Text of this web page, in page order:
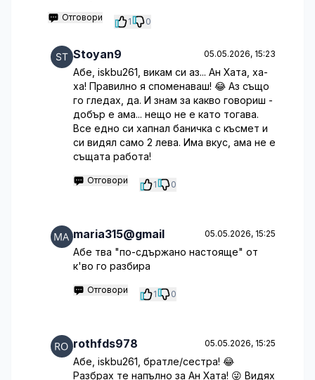
Отговори 1 0
Stoyan9 05.05.2026, 15:23
Абе, iskbu261, викам си аз... Ан Хата, ха-
ха! Правилно я споменаваш! 😂 Аз също
го гледах, да. И знам за какво говориш -
добър е ама... нещо не е като тогава.
Все едно си хапнал баничка с късмет и
си видял само 2 лева. Има вкус, ама не е
същата работа!
Отговори 1 0
maria315@gmail 05.05.2026, 15:25
Абе тва "по-сдържано настояще" от
к'во го разбира
Отговори 1 0
rothfds978 05.05.2026, 15:25
Абе, iskbu261, братле/сестра! 😂
Разбрах те напълно за Ан Хата! 😜 Видях